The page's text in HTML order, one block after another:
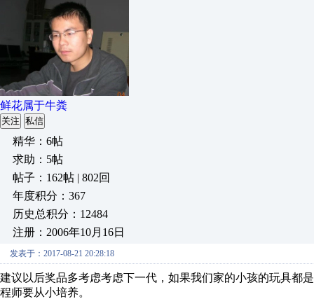
鲜花属于牛粪
关注 私信
精华：6帖
求助：5帖
帖子：162帖 | 802回
年度积分：367
历史总积分：12484
注册：2006年10月16日
发表于：2017-08-21 20:28:18
建议以后奖品多考虑考虑下一代，如果我们家的小孩的玩具都
程师要从小培养。